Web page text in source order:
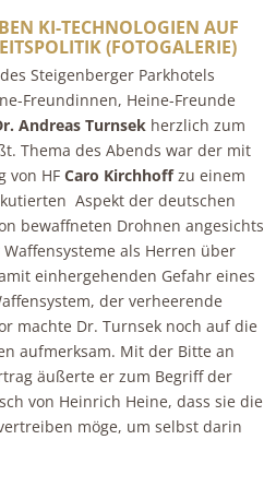
KI-TECHNOLOGIEN AUF
(FOTOGALERIE)
Steigenberger Parkhotels
Freundinnen, Heine-Freunde
Andreas Turnsek herzlich zum
Thema des Abends war der mit
von HF Caro Kirchhoffzu einem
Aspekt der deutschen
bewaffneten Drohnen angesichts
als Herren über
einhergehenden Gefahr eines
der verheerende
machte Dr. Turnsek noch auf die
aufmerksam. Mit der Bitte an
äußerte er zum Begriff der
von Heinrich Heine, dass sie die
möge, um selbst darin